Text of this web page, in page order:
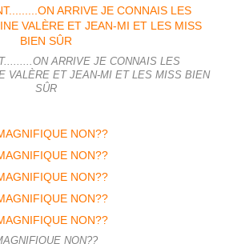
ARRIVE JE CONNAIS LES
VALÈRE ET JEAN-MI ET LES MISS BIEN
SÛR
NON??